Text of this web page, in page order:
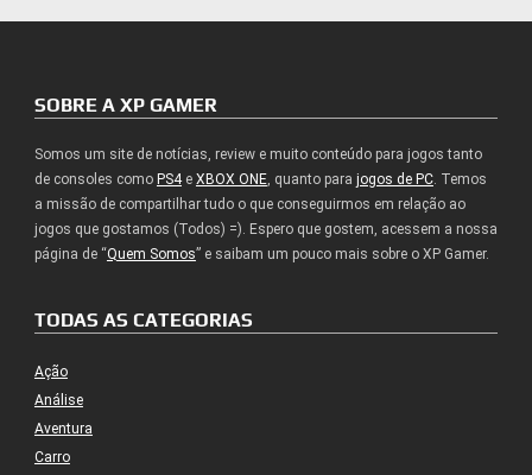
SOBRE A XP GAMER
Somos um site de notícias, review e muito conteúdo para jogos tanto
de consoles como PS4e XBOX ONE, quanto para jogos de PC. Temos
a missão de compartilhar tudo o que conseguirmos em relação ao
jogos que gostamos (Todos) =). Espero que gostem, acessem a nossa
página de “Quem Somos” e saibam um pouco mais sobre o XP Gamer.
TODAS AS CATEGORIAS
Ação
Análise
Aventura
Carro